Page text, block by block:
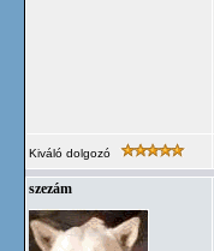
Kiváló dolgozó
szezám